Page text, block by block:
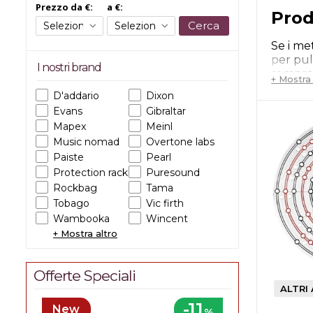
Se i
per
A
Nella
Cè
varie
Tra
+ Mostra
Prezzo da €: a €:
Cerca
I nostri brand
D'addario
Dixon
Evans
Gibraltar
Mapex
Meinl
Music nomad
Overtone labs
Paiste
Pearl
Protection racket
Puresound
Rockbag
Tama
Tobago
Vic firth
Wambooka
Wincent
Zildjian
+ Mostra altro
Offerte Speciali
New